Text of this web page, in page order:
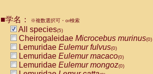
CercopithecidaePapio hamadryas
Cercopithecidae
CercopithecidaePapiospp. (0)
CercopithecidaeMandrillus
CercopithecidaeMandrillus sphinx
CercopithecidaeTheropithecus
CercopithecidaeMacaca arctoides
■学名： ※複数選択可・or検索
All species(5)
Cheirogaleidae Microcebus murinus(0)
Lemuridae Eulemur fulvus(0)
Lemuridae Eulemur macaco(0)
Lemuridae Eulemur mongoz(0)